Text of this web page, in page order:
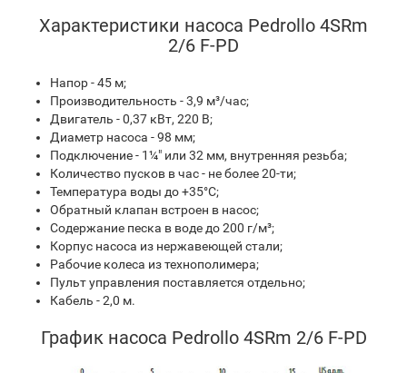
Характеристики насоса Pedrollo 4SRm
2/6 F-PD
Напор - 45 м;
Производительность - 3,9 м³/час;
Двигатель - 0,37 кВт, 220 В;
Диаметр насоса - 98 мм;
Подключение - 1¼" или 32 мм, внутренняя резьба;
Количество пусков в час - не более 20-ти;
Температура воды до +35°С;
Обратный клапан встроен в насос;
Содержание песка в воде до 200 г/м³;
Корпус насоса из нержавеющей стали;
Рабочие колеса из технополимера;
Пульт управления поставляется отдельно;
Кабель - 2,0 м.
График насоса Pedrollo 4SRm 2/6 F-PD